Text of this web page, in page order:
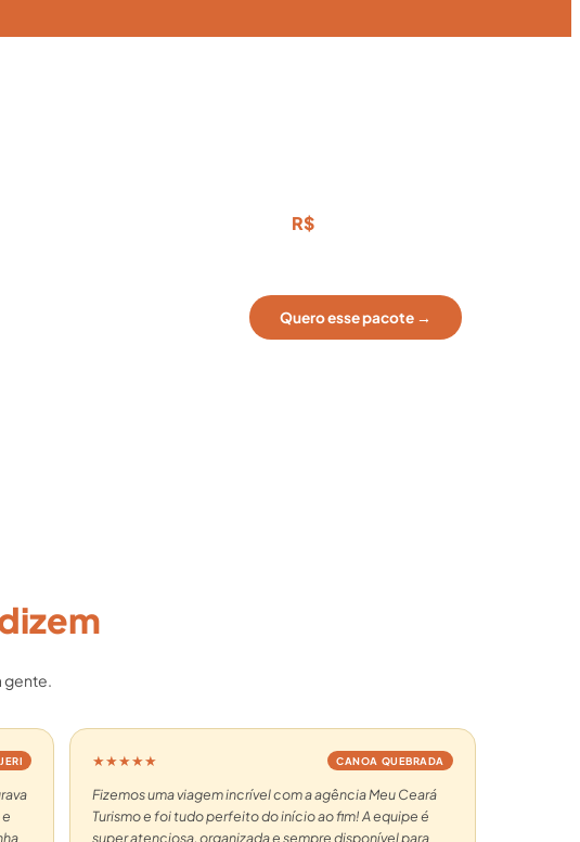
R$
Quero esse pacote →
gente.
★★★★★ CANOA QUEBRADA
Fizemos uma viagem incrível com a agência Meu Ceará
Turismo e foi tudo perfeito do início ao fim! A equipe é
super atenciosa, organizada e sempre disponível para